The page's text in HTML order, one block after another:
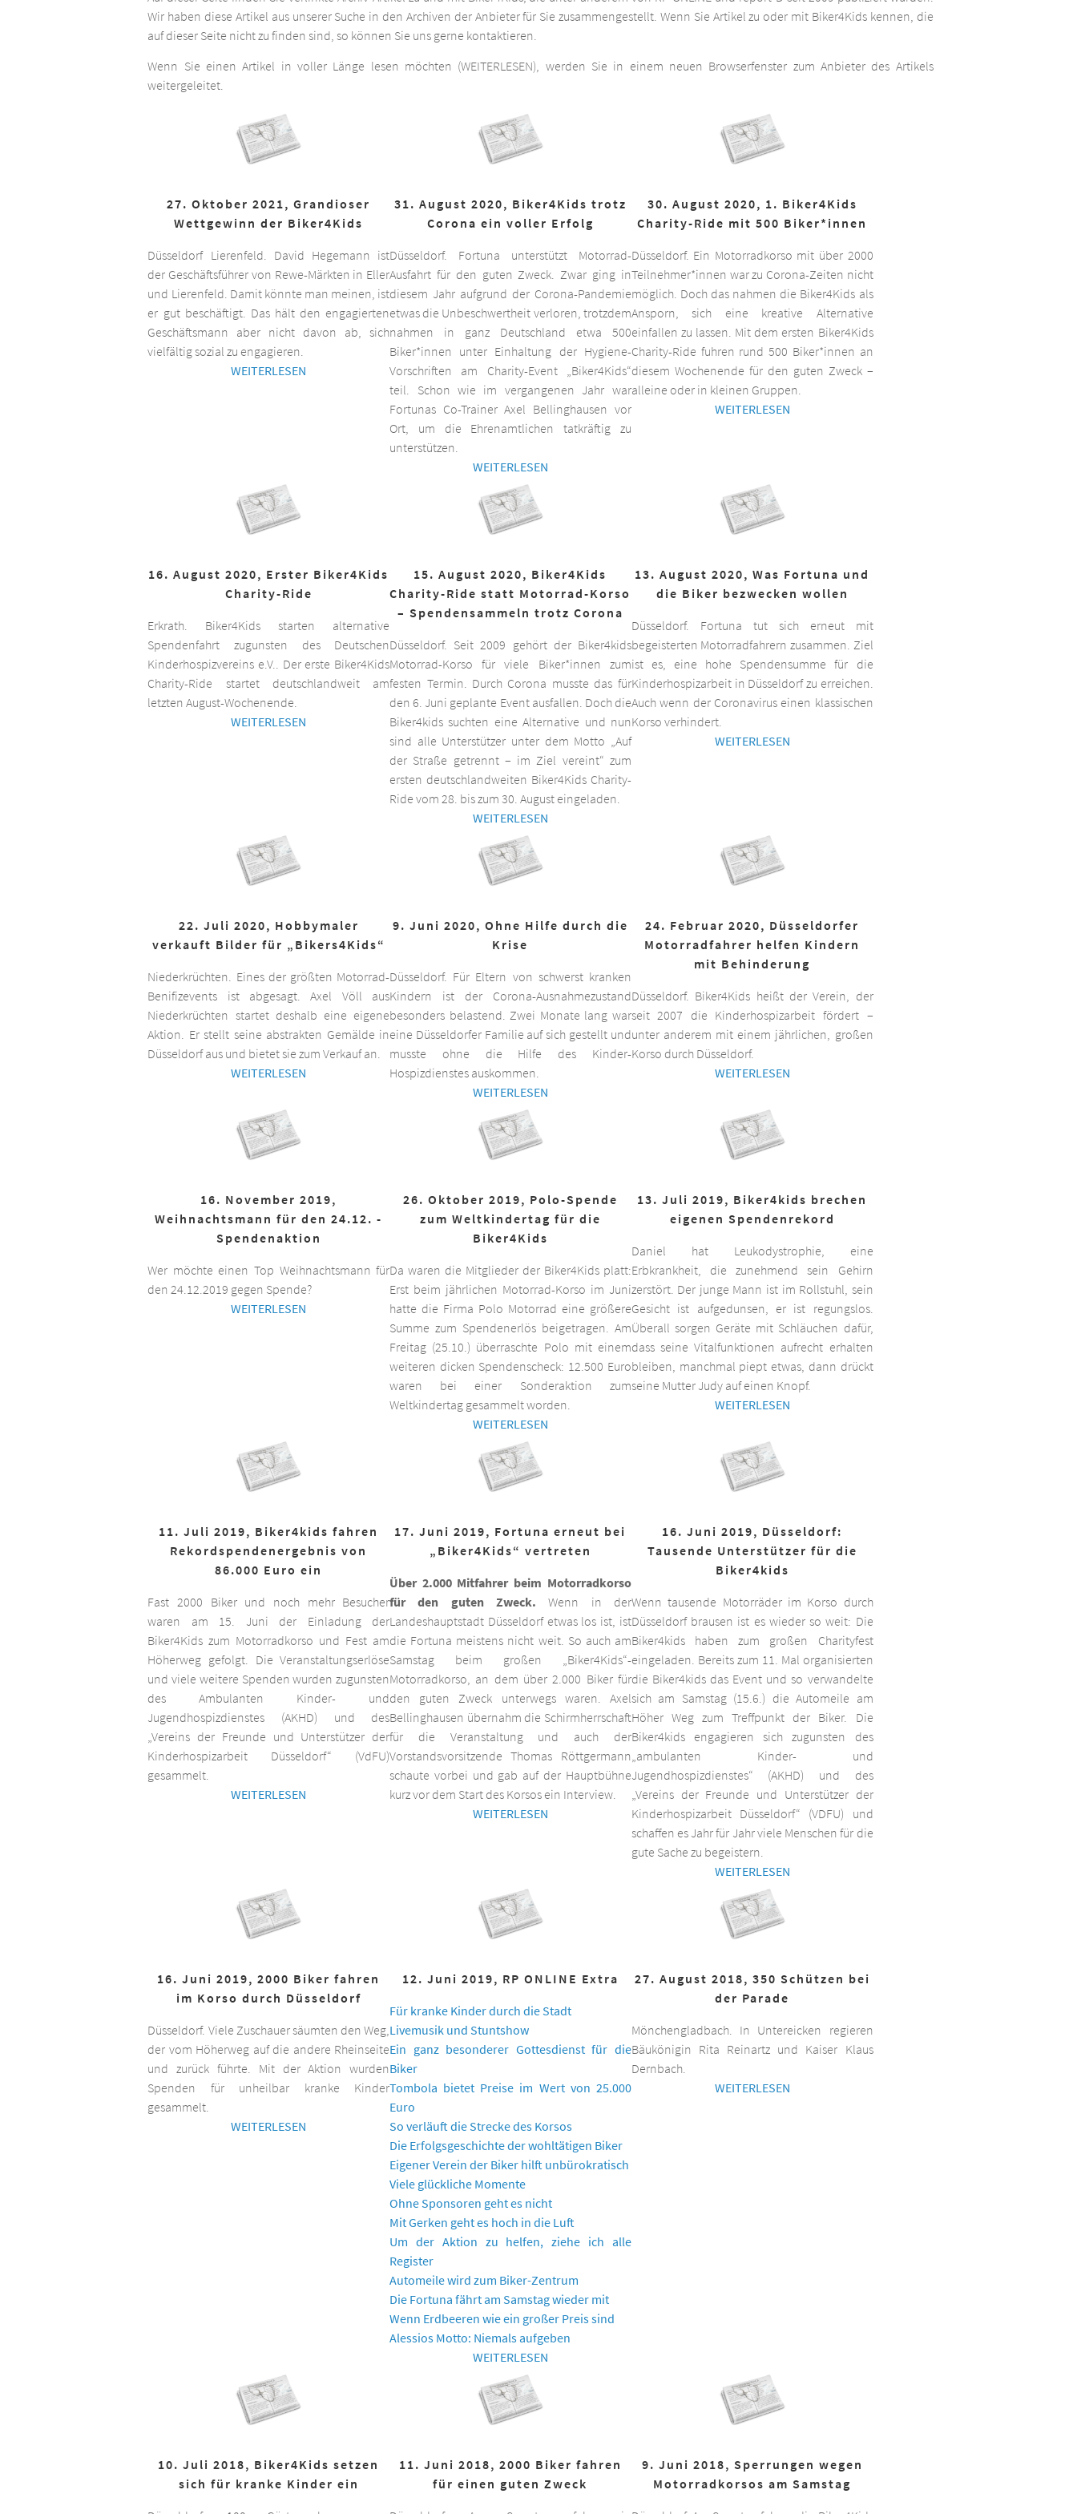
Wir haben diese Artikel aus unserer Suche in den Archiven der Anbieter für Sie zusammengestellt. Wenn Sie Artikel zu oder mit Biker4Kids kennen, die
auf dieser Seite nicht zu finden sind, so können Sie uns gerne kontaktieren.
Wenn Sie einen Artikel in voller Länge lesen möchten (WEITERLESEN), werden Sie in einem neuen Browserfenster zum Anbieter des Artikels
weitergeleitet.
27. Oktober 2021, Grandioser
Wettgewinn der Biker4Kids
Düsseldorf Lierenfeld. David Hegemann ist
der Geschäftsführer von Rewe-Märkten in Eller
und Lierenfeld. Damit könnte man meinen, ist
er gut beschäftigt. Das hält den engagierten
Geschäftsmann aber nicht davon ab, sich
vielfältig sozial zu engagieren.
WEITERLESEN
31. August 2020, Biker4Kids trotz
Corona ein voller Erfolg
Düsseldorf. Fortuna unterstützt Motorrad-
Ausfahrt für den guten Zweck. Zwar ging in
diesem Jahr aufgrund der Corona-Pandemie
etwas die Unbeschwertheit verloren, trotzdem
nahmen in ganz Deutschland etwa 500
Biker*innen unter Einhaltung der Hygiene-
Vorschriften am Charity-Event „Biker4Kids“
teil. Schon wie im vergangenen Jahr war
Fortunas Co-Trainer Axel Bellinghausen vor
Ort, um die Ehrenamtlichen tatkräftig zu
unterstützen.
WEITERLESEN
30. August 2020, 1. Biker4Kids
Charity-Ride mit 500 Biker*innen
Düsseldorf. Ein Motorradkorso mit über 2000
Teilnehmer*innen war zu Corona-Zeiten nicht
möglich. Doch das nahmen die Biker4Kids als
Ansporn, sich eine kreative Alternative
einfallen zu lassen. Mit dem ersten Biker4Kids
Charity-Ride fuhren rund 500 Biker*innen an
diesem Wochenende für den guten Zweck –
alleine oder in kleinen Gruppen.
WEITERLESEN
16. August 2020, Erster Biker4Kids
Charity-Ride
Erkrath. Biker4Kids starten alternative
Spendenfahrt zugunsten des Deutschen
Kinderhospizvereins e.V.. Der erste Biker4Kids
Charity-Ride startet deutschlandweit am
letzten August-Wochenende.
WEITERLESEN
15. August 2020, Biker4Kids
Charity-Ride statt Motorrad-Korso
– Spendensammeln trotz Corona
Düsseldorf. Seit 2009 gehört der Biker4kids
Motorrad-Korso für viele Biker*innen zum
festen Termin. Durch Corona musste das für
den 6. Juni geplante Event ausfallen. Doch die
Biker4kids suchten eine Alternative und nun
sind alle Unterstützer unter dem Motto „Auf
der Straße getrennt – im Ziel vereint“ zum
ersten deutschlandweiten Biker4Kids Charity-
Ride vom 28. bis zum 30. August eingeladen.
WEITERLESEN
13. August 2020, Was Fortuna und
die Biker bezwecken wollen
Düsseldorf. Fortuna tut sich erneut mit
begeisterten Motorradfahrern zusammen. Ziel
ist es, eine hohe Spendensumme für die
Kinderhospizarbeit in Düsseldorf zu erreichen.
Auch wenn der Coronavirus einen klassischen
Korso verhindert.
WEITERLESEN
22. Juli 2020, Hobbymaler
verkauft Bilder für „Bikers4Kids“
Niederkrüchten. Eines der größten Motorrad-
Benifizevents ist abgesagt. Axel Völl aus
Niederkrüchten startet deshalb eine eigene
Aktion. Er stellt seine abstrakten Gemälde in
Düsseldorf aus und bietet sie zum Verkauf an.
WEITERLESEN
9. Juni 2020, Ohne Hilfe durch die
Krise
Düsseldorf. Für Eltern von schwerst kranken
Kindern ist der Corona-Ausnahmezustand
besonders belastend. Zwei Monate lang war
eine Düsseldorfer Familie auf sich gestellt und
musste ohne die Hilfe des Kinder-
Hospizdienstes auskommen.
WEITERLESEN
24. Februar 2020, Düsseldorfer
Motorradfahrer helfen Kindern
mit Behinderung
Düsseldorf. Biker4Kids heißt der Verein, der
seit 2007 die Kinderhospizarbeit fördert –
unter anderem mit einem jährlichen, großen
Korso durch Düsseldorf.
WEITERLESEN
16. November 2019,
Weihnachtsmann für den 24.12. -
Spendenaktion
Wer möchte einen Top Weihnachtsmann für
den 24.12.2019 gegen Spende?
WEITERLESEN
26. Oktober 2019, Polo-Spende
zum Weltkindertag für die
Biker4Kids
Da waren die Mitglieder der Biker4Kids platt:
Erst beim jährlichen Motorrad-Korso im Juni
hatte die Firma Polo Motorrad eine größere
Summe zum Spendenerlös beigetragen. Am
Freitag (25.10.) überraschte Polo mit einem
weiteren dicken Spendenscheck: 12.500 Euro
waren bei einer Sonderaktion zum
Weltkindertag gesammelt worden.
WEITERLESEN
13. Juli 2019, Biker4kids brechen
eigenen Spendenrekord
Daniel hat Leukodystrophie, eine
Erbkrankheit, die zunehmend sein Gehirn
zerstört. Der junge Mann ist im Rollstuhl, sein
Gesicht ist aufgedunsen, er ist regungslos.
Überall sorgen Geräte mit Schläuchen dafür,
dass seine Vitalfunktionen aufrecht erhalten
bleiben, manchmal piept etwas, dann drückt
seine Mutter Judy auf einen Knopf.
WEITERLESEN
11. Juli 2019, Biker4kids fahren
Rekordspendenergebnis von
86.000 Euro ein
Fast 2000 Biker und noch mehr Besucher
waren am 15. Juni der Einladung der
Biker4Kids zum Motorradkorso und Fest am
Höherweg gefolgt. Die Veranstaltungserlöse
und viele weitere Spenden wurden zugunsten
des Ambulanten Kinder- und
Jugendhospizdienstes (AKHD) und des
„Vereins der Freunde und Unterstützer der
Kinderhospizarbeit Düsseldorf“ (VdFU)
gesammelt.
WEITERLESEN
17. Juni 2019, Fortuna erneut bei
„Biker4Kids“ vertreten
Über 2.000 Mitfahrer beim Motorradkorso
für den guten Zweck. Wenn in der
Landeshauptstadt Düsseldorf etwas los ist, ist
die Fortuna meistens nicht weit. So auch am
Samstag beim großen „Biker4Kids“-
Motorradkorso, an dem über 2.000 Biker für
den guten Zweck unterwegs waren. Axel
Bellinghausen übernahm die Schirmherrschaft
für die Veranstaltung und auch der
Vorstandsvorsitzende Thomas Röttgermann
schaute vorbei und gab auf der Hauptbühne
kurz vor dem Start des Korsos ein Interview.
WEITERLESEN
16. Juni 2019, Düsseldorf:
Tausende Unterstützer für die
Biker4kids
Wenn tausende Motorräder im Korso durch
Düsseldorf brausen ist es wieder so weit: Die
Biker4kids haben zum großen Charityfest
eingeladen. Bereits zum 11. Mal organisierten
die Biker4kids das Event und so verwandelte
sich am Samstag (15.6.) die Automeile am
Höher Weg zum Treffpunkt der Biker. Die
Biker4kids engagieren sich zugunsten des
„ambulanten Kinder- und
Jugendhospizdienstes“ (AKHD) und des
„Vereins der Freunde und Unterstützer der
Kinderhospizarbeit Düsseldorf“ (VDFU) und
schaffen es Jahr für Jahr viele Menschen für die
gute Sache zu begeistern.
WEITERLESEN
16. Juni 2019, 2000 Biker fahren
im Korso durch Düsseldorf
Düsseldorf. Viele Zuschauer säumten den Weg,
der vom Höherweg auf die andere Rheinseite
und zurück führte. Mit der Aktion wurden
Spenden für unheilbar kranke Kinder
gesammelt.
WEITERLESEN
12. Juni 2019, RP ONLINE Extra
Für kranke Kinder durch die Stadt
Livemusik und Stuntshow
Ein ganz besonderer Gottesdienst für die
Biker
Tombola bietet Preise im Wert von 25.000
Euro
So verläuft die Strecke des Korsos
Die Erfolgsgeschichte der wohltätigen Biker
Eigener Verein der Biker hilft unbürokratisch
Viele glückliche Momente
Ohne Sponsoren geht es nicht
Mit Gerken geht es hoch in die Luft
Um der Aktion zu helfen, ziehe ich alle
Register
Automeile wird zum Biker-Zentrum
Die Fortuna fährt am Samstag wieder mit
Wenn Erdbeeren wie ein großer Preis sind
Alessios Motto: Niemals aufgeben
WEITERLESEN
27. August 2018, 350 Schützen bei
der Parade
Mönchengladbach. In Untereicken regieren
Bäukönigin Rita Reinartz und Kaiser Klaus
Dernbach.
WEITERLESEN
10. Juli 2018, Biker4Kids setzen
sich für kranke Kinder ein
11. Juni 2018, 2000 Biker fahren
für einen guten Zweck
9. Juni 2018, Sperrungen wegen
Motorradkorsos am Samstag